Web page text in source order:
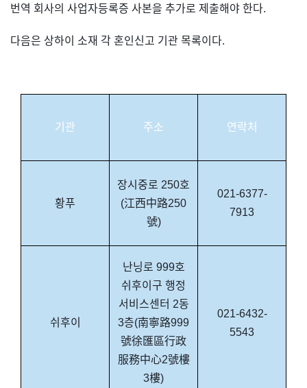
번역 회사의 사업자등록증 사본을 추가로 제출해야 한다.
다음은 상하이 소재 각 혼인신고 기관 목록이다.
기관 주소 연락처
황푸
장시중로 250호
(江西中路250
號)
021-6377-
7913
쉬후이
난닝로 999호
쉬후이구 행정
서비스센터 2동
3층(南寧路999
號徐匯區行政
服務中心2號樓
3樓)
021-6432-
5543